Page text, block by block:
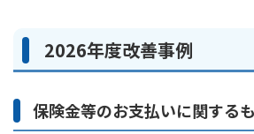
きっかけ・できごとから探す
学資保険
長寿支援保険
お見積りシミュレーション
お役立ち情報
かんぽ生命の団体取扱い
保険
ご挨拶
お問い合わせ
サステナビリティ
2026年度改善事例
保険金等のお支払いに関する